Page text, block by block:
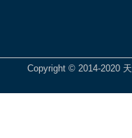
Copyright © 2014-2020